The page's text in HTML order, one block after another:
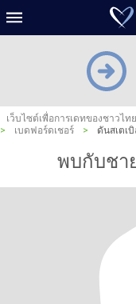
เว็บไซต์เพื่อการเดทของชาวไทย
>
เบดฟอร์ดเชอร์ > ดันสเตเ
พบกับชา